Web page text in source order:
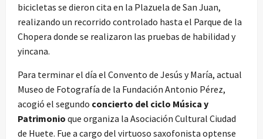
bicicletas se dieron cita en la Plazuela de San Juan,
realizando un recorrido controlado hasta el Parque de la
Chopera donde se realizaron las pruebas de habilidad y
yincana.
Para terminar el día el Convento de Jesús y María, actual
Museo de Fotografía de la Fundación Antonio Pérez,
acogió el segundo concierto del ciclo Música y
Patrimonio que organiza la Asociación Cultural Ciudad
de Huete. Fue a cargo del virtuoso saxofonista optense